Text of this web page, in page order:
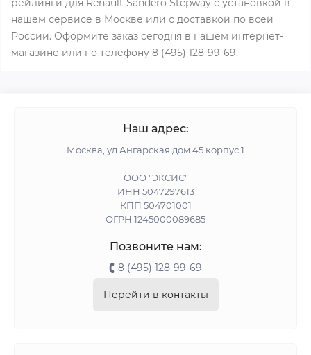
рейлинги для Renault Sandero Stepway с установкой в
нашем сервисе в Москве или с доставкой по всей
России. Оформите заказ сегодня в нашем интернет-
магазине или по телефону 8 (495) 128-99-69.
Наш адрес:
Москва, ул Ангарская дом 45 корпус 1
ООО "ЭКСИС"
ИНН 5047297613
КПП 504701001
ОГРН 1245000089685
Позвоните нам:
8 (495) 128-99-69
Перейти в контакты